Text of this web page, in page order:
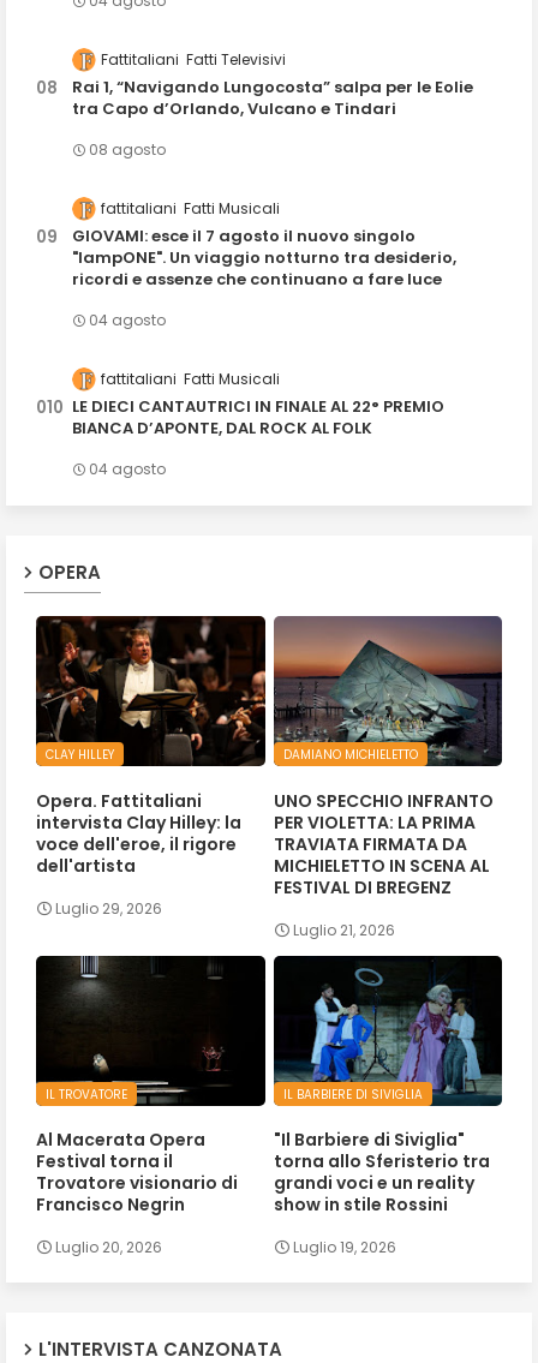
Fattitaliani Fatti Televisivi
Rai 1, “Navigando Lungocosta” salpa per le Eolie
tra Capo d’Orlando, Vulcano e Tindari
08 agosto
fattitaliani Fatti Musicali
GIOVAMI: esce il 7 agosto il nuovo singolo
"lampONE". Un viaggio notturno tra desiderio,
ricordi e assenze che continuano a fare luce
04 agosto
fattitaliani Fatti Musicali
LE DIECI CANTAUTRICI IN FINALE AL 22° PREMIO
BIANCA D’APONTE, DAL ROCK AL FOLK
04 agosto
OPERA
CLAY HILLEY
Opera. Fattitaliani
intervista Clay Hilley: la
voce dell'eroe, il rigore
dell'artista
Luglio 29, 2026
DAMIANO MICHIELETTO
UNO SPECCHIO INFRANTO
PER VIOLETTA: LA PRIMA
TRAVIATA FIRMATA DA
MICHIELETTO IN SCENA AL
FESTIVAL DI BREGENZ
Luglio 21, 2026
IL TROVATORE
Al Macerata Opera
Festival torna il
Trovatore visionario di
Francisco Negrin
Luglio 20, 2026
IL BARBIERE DI SIVIGLIA
"Il Barbiere di Siviglia"
torna allo Sferisterio tra
grandi voci e un reality
show in stile Rossini
Luglio 19, 2026
L'INTERVISTA CANZONATA